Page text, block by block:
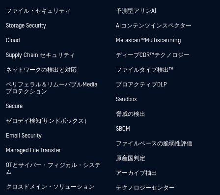
ファイル・セキュリティ
Storage Security
Cloud
Supply Chain セキュリティ
ネットワークの検出と対応
ペリフェラル＆リムーバブルMedia
プロテクション
Secure
ゼロデイ検知(サンドボックス）
Email Security
Managed File Transfer
OTとサイバー・フィジカル・システ
ム
クロスドメイン・ソリューション
予測型アリンAI
AIコンテンツインスペクター
Metascan™ Multiscanning
ディープCDR™テクノロジー
ファイルタイプ検出™
プロアクティブDLP
Sandbox
脅威の検出
SBOM
ファイルベースの脆弱性評価
原産国判定
アーカイブ抽出
テクノロジーセンター